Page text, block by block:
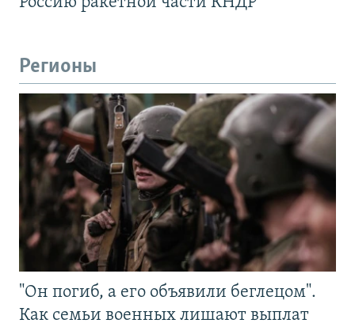
Регионы
"Он погиб, а его объявили беглецом".
Как семьи военных лишают выплат